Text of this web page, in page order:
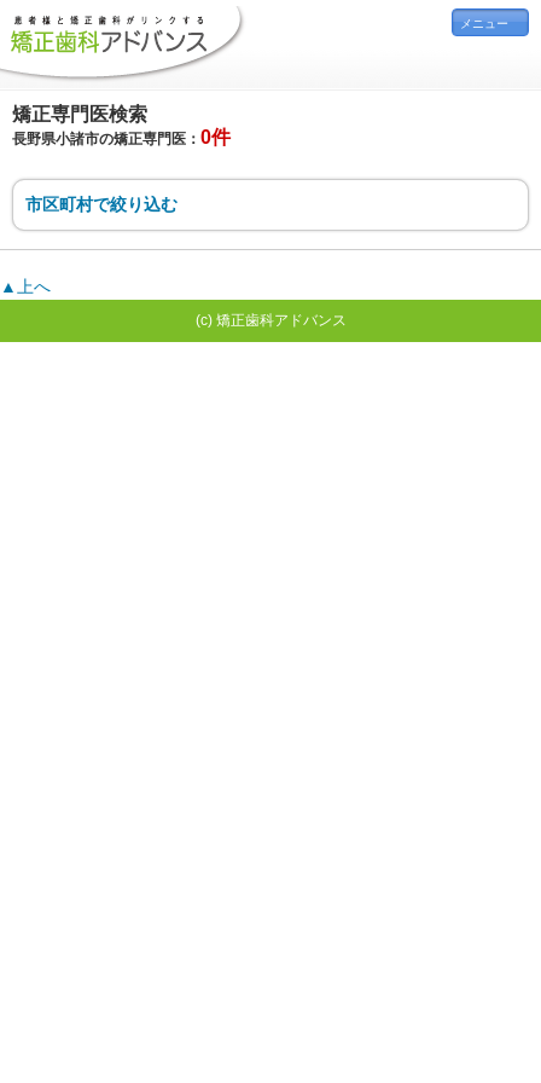
メニュー
矯正専門医検索
長野県小諸市の矯正専門医： 0件
市区町村で絞り込む
▲上へ
(c) 矯正歯科アドバンス